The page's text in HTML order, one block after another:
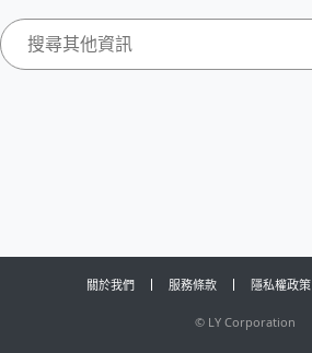
關於我們 服務條款 隱私權政策
© LY Corporation